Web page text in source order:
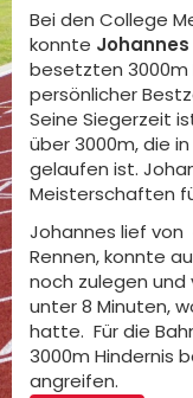
Bei den College
konnte
besetzten 3000m
persönlicher
Seine Siegerzeit
über 3000m, die
gelaufen ist.
Meisterschaften
Johannes lief
Rennen, konnte
noch zulegen
unter 8 Minuten,
hatte. Für die
3000m Hindernis
angreifen.